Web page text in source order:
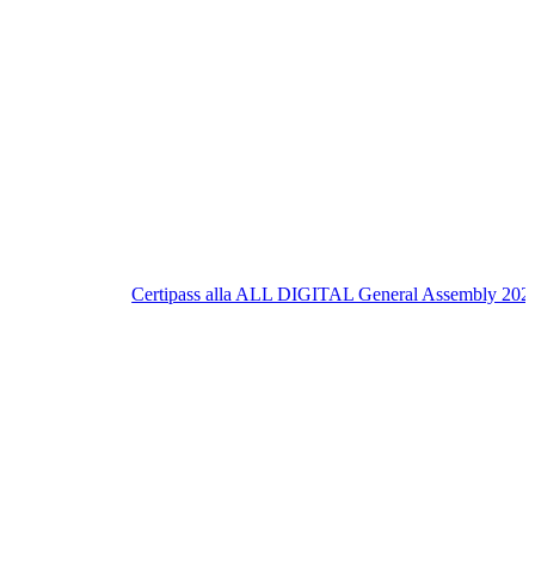
Certipass alla ALL DIGITAL General Assembly